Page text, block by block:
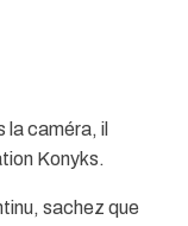
la caméra, il
Konyks.
sachez que